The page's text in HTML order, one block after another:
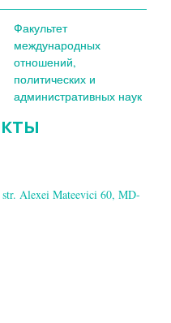
Факультет
международных
отношений,
политических и
административных наук
Alexei Mateevici 60, MD-